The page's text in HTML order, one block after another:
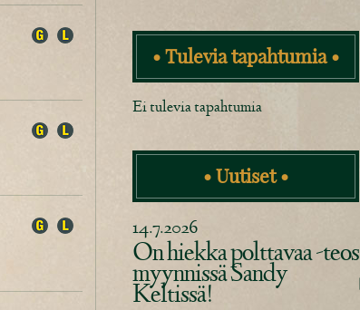
• Tulevia tapahtumia •
Ei tulevia tapahtumia
• Uutiset •
14.7.2026
On hiekka polttavaa -teos
myynnissä Sandy
Keltissä!